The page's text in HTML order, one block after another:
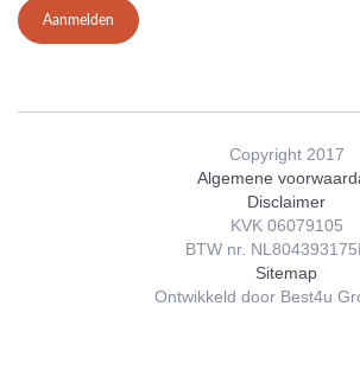
Aanmelden
Copyright 2017
Algemene
Disclaimer
KVK 06079105
BTW nr.
Sitemap
Ontwikkeld door Best4u